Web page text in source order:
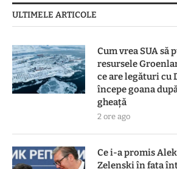
ULTIMELE ARTICOLE
Cum vrea SUA să
resursele
ce are legături cu
începe goana
gheață
2 ore ago
Ce i-a promis
Zelenski în fața